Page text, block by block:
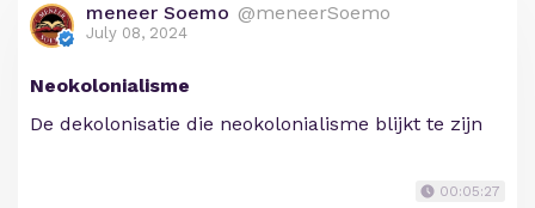
meneer Soemo @meneerSoemo
July 08, 2024
Neokolonialisme
De dekolonisatie die neokolonialisme blijkt te zijn
00:05:27